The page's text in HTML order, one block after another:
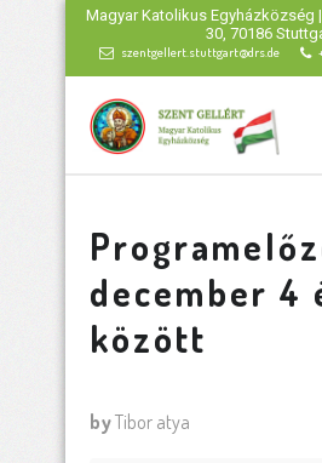
Magyar Katolikus Egyházközség
30, 70186
szentgellert.stuttgart@drs.de
december 4
között
byTibor atya